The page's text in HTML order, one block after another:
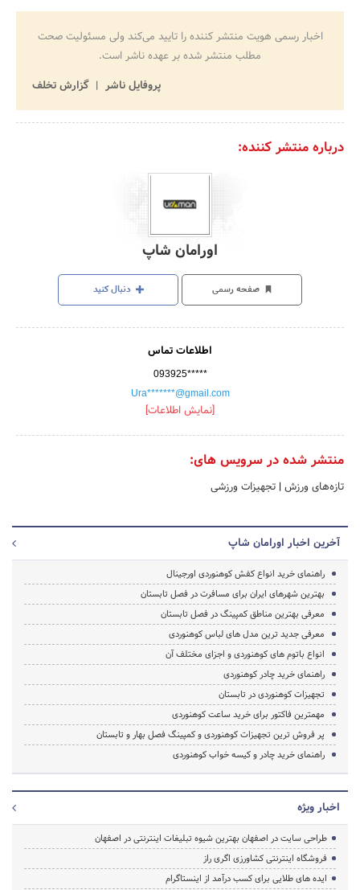
اخبار رسمی هویت منتشر کننده را تایید می‌کند ولی مسئولیت صحت
مطلب منتشر شده بر عهده ناشر است.
پروفایل ناشر
گزارش تخلف
درباره منتشر کننده:
اورامان شاپ
صفحه رسمی دنبال کنید
اطلاعات تماس
093925*****
Ura*******@gmail.com
[نمایش اطلاعات]
منتشر شده در سرویس های:
تازه‌های ورزش | تجهیزات ورزشی
آخرین اخبار اورامان شاپ
راهنمای خرید انواع کفش کوهنوردی اورجینال
بهترین شهرهای ایران برای مسافرت در فصل تابستان
معرفی بهترین مناطق کمپینگ در فصل تابستان
معرفی جدید ترین مدل های لباس کوهنوردی
انواع باتوم های کوهنوردی و اجزای مختلف آن
راهنمای خرید چادر کوهنوردی
تجهیزات کوهنوردی در تابستان
مهمترین فاکتور برای خرید ساعت کوهنوردی
پر فروش ترین تجهیزات کوهنوردی و کمپینگ فصل بهار و تابستان
راهنمای خرید چادر و کیسه خواب کوهنوردی
اخبار ویژه
طراحی سایت در اصفهان بهترین شیوه تبلیغات اینترنتی در اصفهان
فروشگاه اینترنتی کشاورزی اگری راز
ایده های طلایی برای کسب درآمد از اینستاگرام